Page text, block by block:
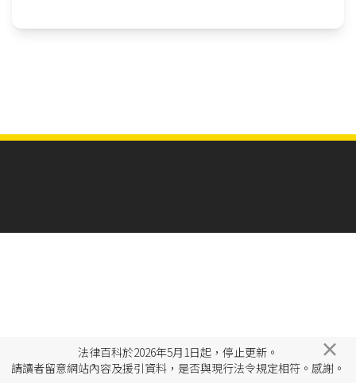
法律百科於2026年5月1日起，停止更新。
請讀者留意網站內容及援引資料，是否與現行法令規定相符。感謝。
×